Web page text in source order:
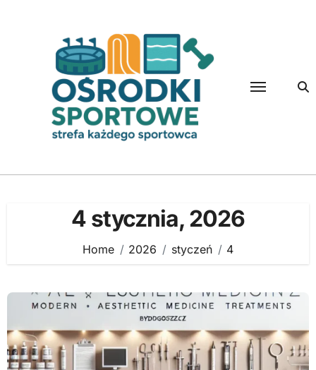
4 stycznia, 2026
Home 2026 styczeń 4